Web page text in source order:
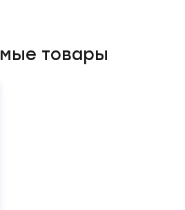
товары